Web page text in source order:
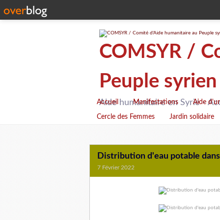
COMSYR /
Peuple syrien
Aide humanitaire en Syrie -
Accueil Manifestations Aide
Cercle des Femmes Jardin solidaire
Distribution d'eau potable
7 Février 2022